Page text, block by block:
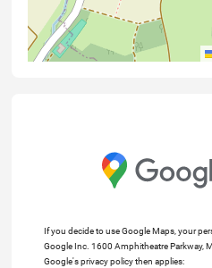
If you decide to use Google Maps, your
Google Inc. 1600 Amphitheatre Parkway,
Google's privacy policy then applies: